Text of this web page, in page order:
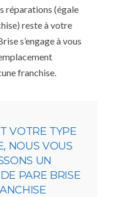
réparations (égale
reste à votre
s’engage à vous
franchise.
VOTRE TYPE
NOUS VOUS
UN
PARE BRISE